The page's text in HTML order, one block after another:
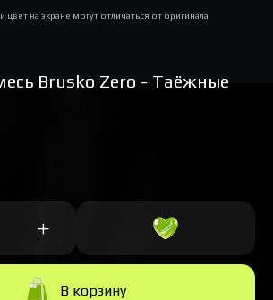
цвет на экране могут отличаться от оригинала
Brusko Zero - Таёжные
В корзину